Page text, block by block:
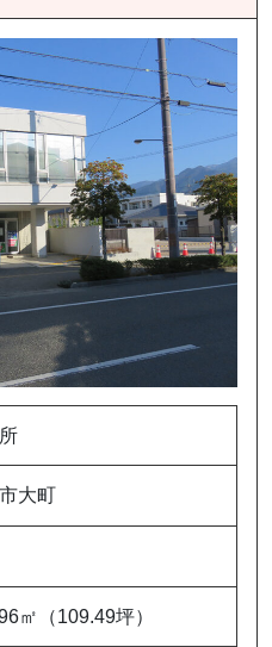
大町
㎡（109.49坪）